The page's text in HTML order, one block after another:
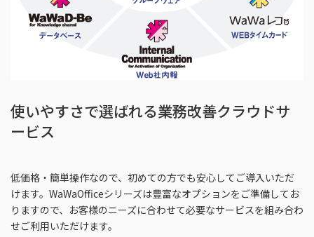
使いやすさで選ばれる業務改善クラウドサ
ービス
低価格・簡単操作なので、初めての方でも安心してご導入いただ
けます。WaWaOfficeシリーズは豊富なオプションをご準備してお
りますので、お客様のニーズに合わせて必要なサービスを組み合わ
せご利用いただけます。